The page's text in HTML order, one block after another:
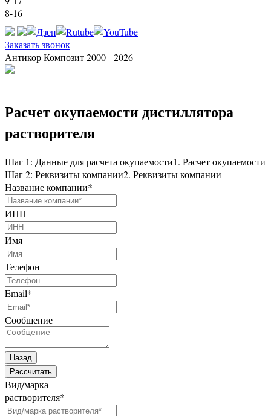
8-16
Заказать звонок
Антикор Композит 2000 - 2026
Расчет окупаемости дистиллятора
растворителя
Шаг 1: Данные для расчета окупаемости1. Расчет окупаемости
Шаг 2: Реквизиты компании2. Реквизиты компании
Название компании*
ИНН
Имя
Телефон
Email*
Сообщение
Назад
Рассчитать
Вид/марка
растворителя*